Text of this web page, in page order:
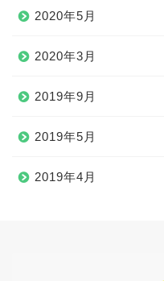
2020年5月
2020年3月
2019年9月
2019年5月
2019年4月